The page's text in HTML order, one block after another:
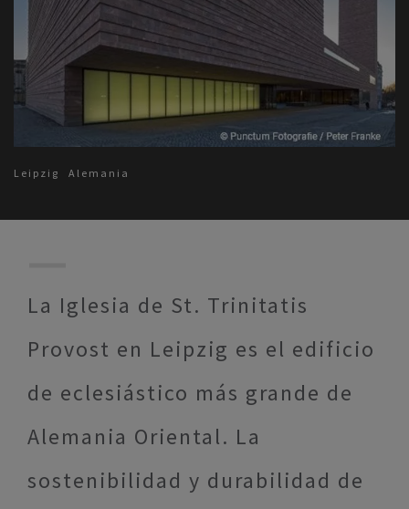
Leipzig Alemania
La Iglesia de St. Trinitatis
Provost en Leipzig es el edificio
de eclesiástico más grande de
Alemania Oriental. La
sostenibilidad y durabilidad de